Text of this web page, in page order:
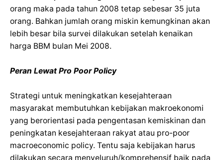
orang maka pada tahun 2008 tetap sebesar 35 juta
orang. Bahkan jumlah orang miskin kemungkinan akan
lebih besar bila survei dilakukan setelah kenaikan
harga BBM bulan Mei 2008.
Peran Lewat Pro Poor Policy
Strategi untuk meningkatkan kesejahteraan
masyarakat membutuhkan kebijakan makroekonomi
yang berorientasi pada pengentasan kemiskinan dan
peningkatan kesejahteraan rakyat atau pro-poor
macroeconomic policy. Tentu saja kebijakan harus
dilakukan secara menyeluruh/komprehensif baik pada